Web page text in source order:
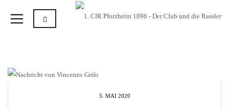
5. MAI 2020